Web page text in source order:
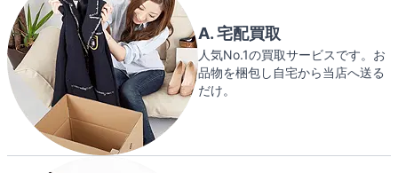
A. 宅配買取
人気No.1の買取サービスです。お
品物を梱包し自宅から当店へ送る
だけ。